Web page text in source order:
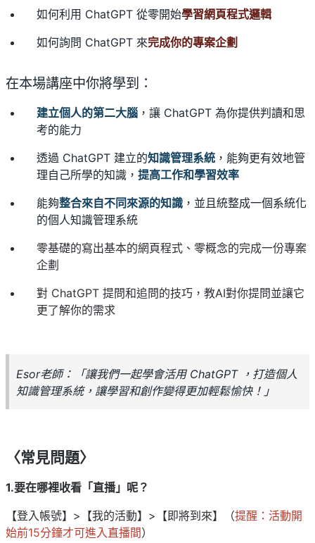
如何利用 ChatGPT 從零開始學習網頁程式邏輯
如何詢問 ChatGPT 來完成你的專案企劃
在本場講座中你將學到：
建立個人的第二大腦 ，讓 ChatGPT 為你提供判讀和思
考的能力
透過 ChatGPT 建立的知識管理系統 ，能夠更有效地管
理自己所學的知識， 提高工作和學習效率
能夠整合來自不同來源的知識 ，並且統整成一個系統化
的個人知識管理系統
零基礎的寫出基本的網頁程式、零概念的完成一份專案
企劃
對 ChatGPT 提問和追問的技巧，教AI對你提問並讓它
更了解你的需求
Esor老師：「讓我們一起學會活用 ChatGPT ，打造個人
知識管理系統，讓學習和創作變得更加輕鬆愉快！」
〈常見問題〉
1.要在哪裡收看「直播」呢？
【登入帳號】>【我的活動】>【即將到來】（提醒：活動開
始前15分鐘才可進入直播間）